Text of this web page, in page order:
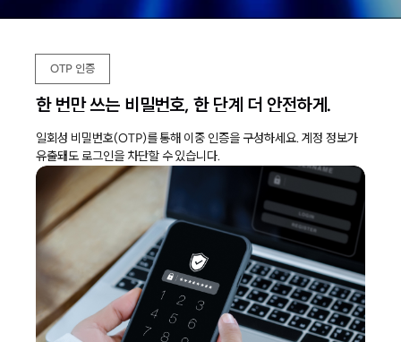
OTP 인증
한 번만 쓰는 비밀번호, 한 단계 더 안전하게.
일회성 비밀번호(OTP)를 통해 이중 인증을 구성하세요. 계정 정보가
유출돼도 로그인을 차단할 수 있습니다.